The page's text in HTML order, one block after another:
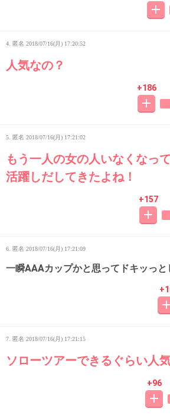
4. 匿名 2018/07/16(月) 17:20:52
人気なの？
+186
5. 匿名 2018/07/16(月) 17:21:02
もう一人の女の人いなくなっ
活躍しだしてきたよね！
+157
6. 匿名 2018/07/16(月) 17:21:09
一瞬AAAカップかと思ってドキッっ
7. 匿名 2018/07/16(月) 17:21:15
ソローツアーできるぐらい人
+96